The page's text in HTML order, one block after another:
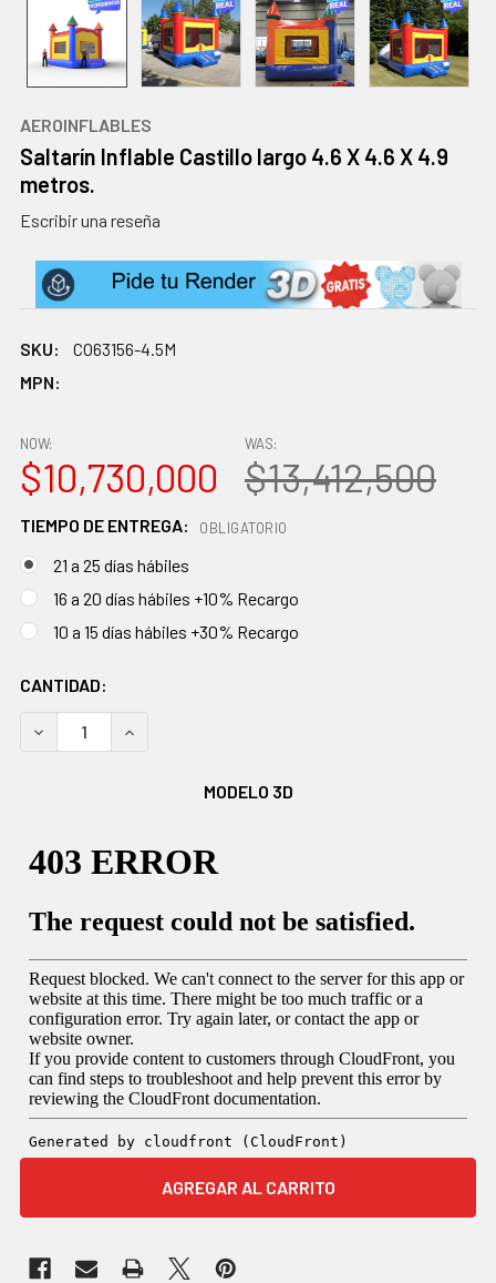
AEROINFLABLES
Saltarín Inflable Castillo largo 4.6 X 4.6 X 4.9
metros.
Escribir una reseña
SKU:
CO63156-4.5M
MPN:
NOW:
$10,730,000
WAS:
$13,412,500
TIEMPO DE ENTREGA: OBLIGATORIO
21 a 25 días hábiles
16 a 20 días hábiles +10% Recargo
10 a 15 días hábiles +30% Recargo
EXISTENCIAS
ACTUALES:
CANTIDAD:
DISMINUIR CANTIDAD:AUMENTAR CANTIDAD:
MODELO 3D